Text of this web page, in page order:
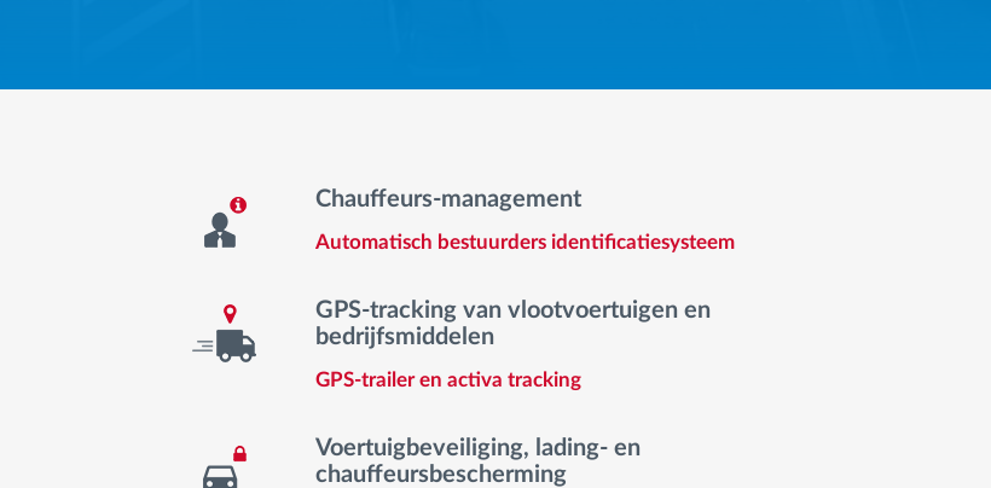
Chauffeurs-management
Automatisch bestuurders identificatiesysteem
GPS-tracking van vlootvoertuigen en
bedrijfsmiddelen
GPS-trailer en activa tracking
Voertuigbeveiliging, lading- en
chauffeursbescherming